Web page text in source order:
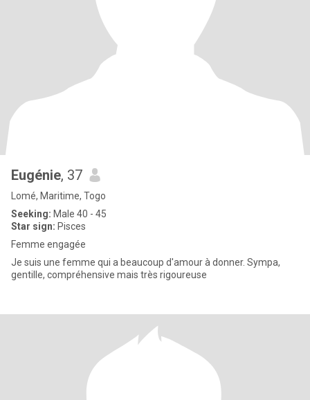
Eugénie, 37
Lomé, Maritime, Togo
Seeking: Male 40 - 45
Star sign: Pisces
Femme engagée
Je suis une femme qui a beaucoup d'amour à donner. Sympa,
gentille, compréhensive mais très rigoureuse